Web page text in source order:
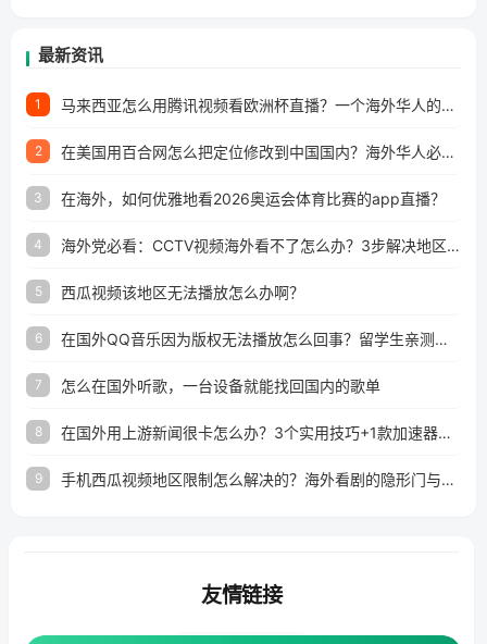
最新资讯
1 马来西亚怎么用腾讯视频看欧洲杯直播？一个海外华人的真实困扰与破解
2 在美国用百合网怎么把定位修改到中国国内？海外华人必备的回国加速指南
3 在海外，如何优雅地看2026奥运会体育比赛的app直播？
4 海外党必看：CCTV视频海外看不了怎么办？3步解决地区限制+追剧自由
5 西瓜视频该地区无法播放怎么办啊？
6 在国外QQ音乐因为版权无法播放怎么回事？留学生亲测有效的解决办法
7 怎么在国外听歌，一台设备就能找回国内的歌单
8 在国外用上游新闻很卡怎么办？3个实用技巧+1款加速器解决海外看国内内容难题
9 手机西瓜视频地区限制怎么解决的？海外看剧的隐形门与钥匙
友情链接